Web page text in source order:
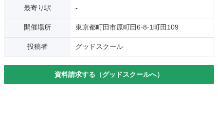
最寄り駅 -
開催場所 東京都町田市原町田6-8-1町田109
投稿者 グッドスクール
資料請求する（グッドスクールへ）